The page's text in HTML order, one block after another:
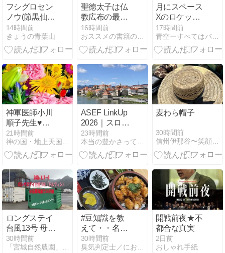
フシグロセン
ノウ(節黒仙
翁)
14時間前
きょうの青葉山
聖徳太子は仏
教広布の最大
の功労者では
なかった？な
らば親鸞が受
の夢告の有効
性は？ (親鸞
とユダヤ.キリ
スト)
16時間前
おススメの書籍の紹介！
月にスペース
Xのロケット
残骸が衝突
17時間前
青空ーすべてはバランス
神軍医師小川
順子先生♥龍
神を降ろして
病を治す♥
21時間前
神の国・地上天国の実現を目指して！
ASEF LinkUp
2026｜スロベ
ニア渡航費・
宿泊費支給、
文化・芸術関
23時間前
本当の豊かさって何だろう - エコと生きる
麦わら帽子
30時間前
信州伊那谷〜笑顔あふれる家づくり〜
ロングステイ
台風13号 母島
での爪痕
30時間前
「宮城自然農園」ブログ −GIAN&#039;S ORGA…
#豆知識を教
えて・・名古
屋といえばひ
つまぶし、だ
30時間前
臭気判定士／におい刑事のにおい１１０番
開戦前夜★不
都合な真実
2日前
おしゃれ手紙